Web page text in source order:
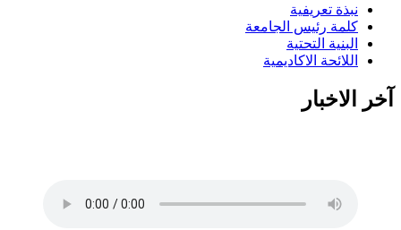
نبذة تعريفية
كلمة رئيس الجامعة
البنية التحتية
اللائحة الاكاديمية
آخر الاخبار